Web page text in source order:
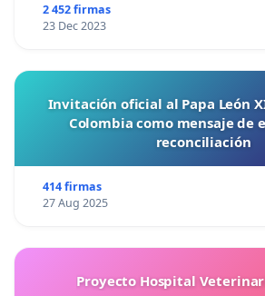
2 452 firmas
23 Dec 2023
Invitación oficial al Papa León
Colombia como mensaje de
reconciliación
414 firmas
27 Aug 2025
Proyecto Hospital